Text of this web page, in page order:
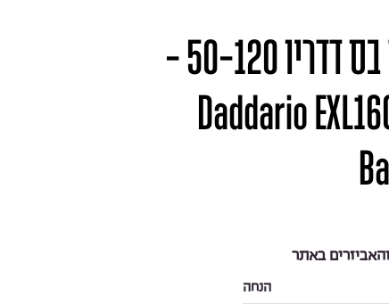
סט מיתרים לגיטרה בס דדריו 50-120 -
Daddario
באתר
הנחה